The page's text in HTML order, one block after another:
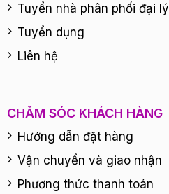
Tuyển nhà phân phối đại lý
Tuyển dụng
Liên hệ
CHĂM SÓC KHÁCH HÀNG
Hướng dẫn đặt hàng
Vận chuyển và giao nhận
Phương thức thanh toán